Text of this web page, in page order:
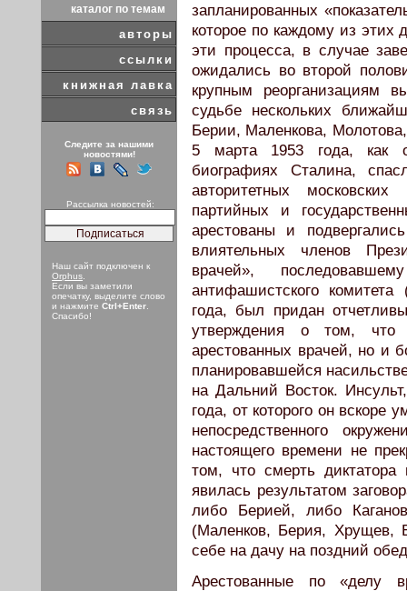
каталог по темам
авторы
ссылки
книжная лавка
связь
Следите за нашими
новостями!
Рассылка новостей:
Наш сайт подключен к
Orphus
Если вы заметили
опечатку, выделите слово
и нажмите Ctrl+Enter
Спасибо!
запланированных
которое по каждому из
эти процесса, в случае
ожидались во второй
крупным реорганизациям
судьбе нескольких
Берии, Маленкова,
5 марта 1953 года, как
биографиях Сталина,
авторитетных
партийных и
арестованы и
влиятельных членов
врачей»,
антифашистского
года, был придан
утверждения о том, что
арестованных врачей, но и
планировавшейся
на Дальний Восток.
года, от которого он вскоре
непосредственного
настоящего времени не
том, что смерть
явилась результатом
либо Берией, либо
(Маленков, Берия, Хрущев,
себе на дачу на поздний
Арестованные по «делу